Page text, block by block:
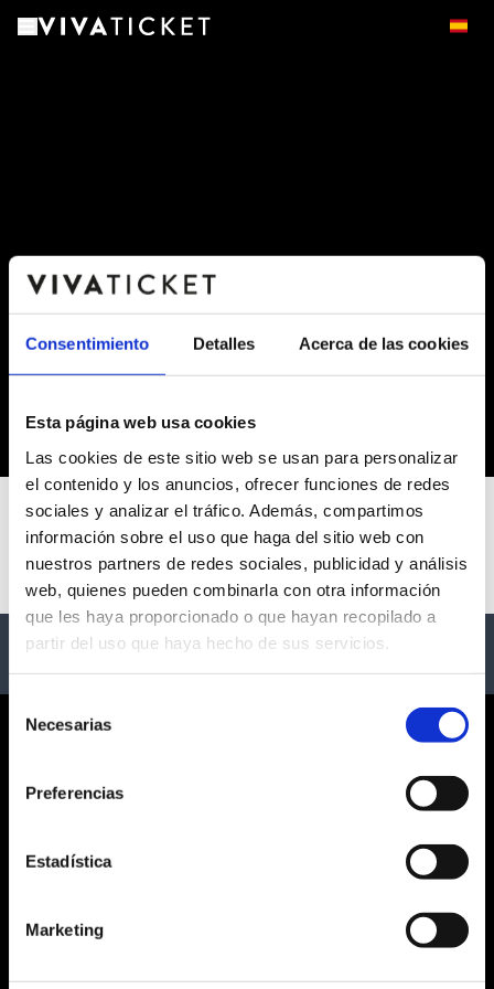
Consentimiento Detalles Acerca de las cookies
Esta página web usa cookies
Las cookies de este sitio web se usan para personalizar
el contenido y los anuncios, ofrecer funciones de redes
sociales y analizar el tráfico. Además, compartimos
información sobre el uso que haga del sitio web con
nuestros partners de redes sociales, publicidad y análisis
web, quienes pueden combinarla con otra información
que les haya proporcionado o que hayan recopilado a
partir del uso que haya hecho de sus servicios.
Necesarias
Preferencias
Estadística
Marketing
No hay eventos disponibles
¿QUIÉNES SOMOS?
AVISO LEGAL
POLÍTICA DE COOKIES
SERVICIO AL CLIENTE